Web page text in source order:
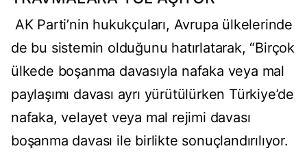
AK Parti’nin hukukçuları, Avrupa ülkelerinde
de bu sistemin olduğunu hatırlatarak, “Birçok
ülkede boşanma davasıyla nafaka veya mal
paylaşımı davası ayrı yürütülürken Türkiye’de
nafaka, velayet veya mal rejimi davası
boşanma davası ile birlikte sonuçlandırılıyor.